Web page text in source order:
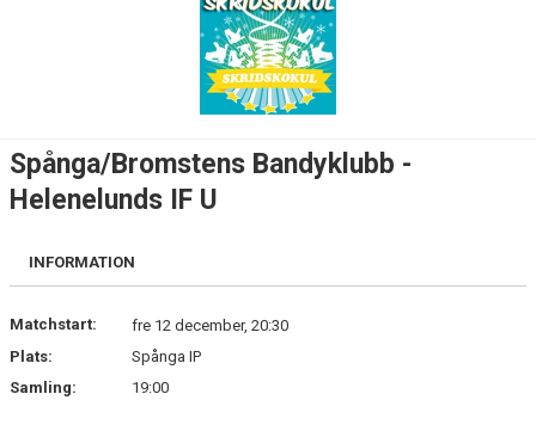
TRUPPEN
DOKUMENT
Spånga/Bromstens Bandyklubb -
Helenelunds IF U
INFORMATION
Matchstart:
fre 12 december, 20:30
Plats:
Spånga IP
Samling:
19:00